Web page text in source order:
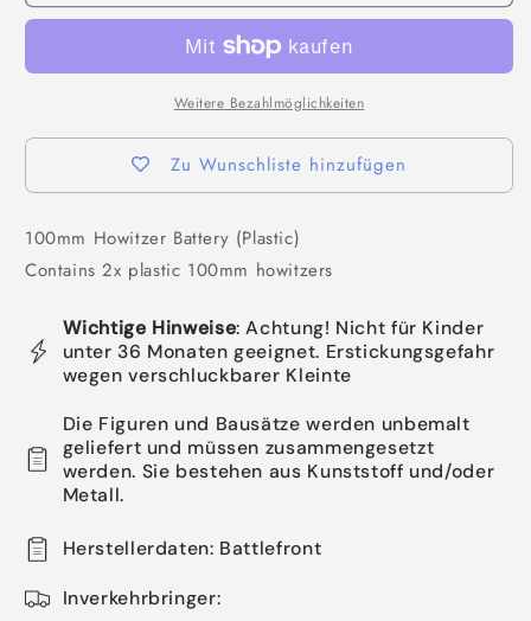
Weitere Bezahlmöglichkeiten
Zu Wunschliste hinzufügen
100mm Howitzer Battery (Plastic)
Contains 2x plastic 100mm howitzers
Wichtige Hinweise: Achtung! Nicht für Kinder
unter 36 Monaten geeignet. Erstickungsgefahr
wegen verschluckbarer Kleinte
Die Figuren und Bausätze werden unbemalt
geliefert und müssen zusammengesetzt
werden. Sie bestehen aus Kunststoff und/oder
Metall.
Herstellerdaten: Battlefront
Inverkehrbringer: